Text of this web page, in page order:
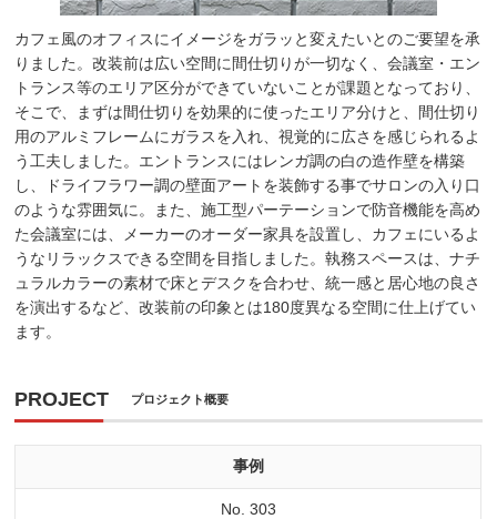
カフェ風のオフィスにイメージをガラッと変えたいとのご要望を承
りました。改装前は広い空間に間仕切りが一切なく、会議室・エン
トランス等のエリア区分ができていないことが課題となっており、
そこで、まずは間仕切りを効果的に使ったエリア分けと、間仕切り
用のアルミフレームにガラスを入れ、視覚的に広さを感じられるよ
う工夫しました。エントランスにはレンガ調の白の造作壁を構築
し、ドライフラワー調の壁面アートを装飾する事でサロンの入り口
のような雰囲気に。また、施工型パーテーションで防音機能を高め
た会議室には、メーカーのオーダー家具を設置し、カフェにいるよ
うなリラックスできる空間を目指しました。執務スペースは、ナチ
ュラルカラーの素材で床とデスクを合わせ、統一感と居心地の良さ
を演出するなど、改装前の印象とは180度異なる空間に仕上げてい
ます。
PROJECT プロジェクト概要
事例
No. 303